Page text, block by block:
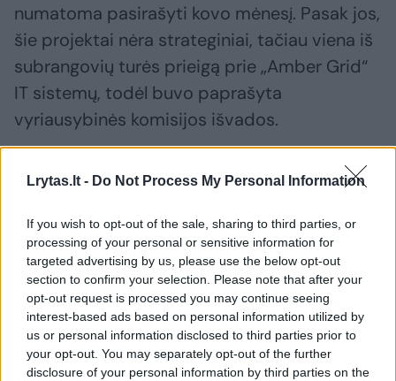
Lrytas.lt - Do Not Process My Personal Information
If you wish to opt-out of the sale, sharing to third parties, or
processing of your personal or sensitive information for
targeted advertising by us, please use the below opt-out
section to confirm your selection. Please note that after your
opt-out request is processed you may continue seeing
interest-based ads based on personal information utilized by
us or personal information disclosed to third parties prior to
your opt-out. You may separately opt-out of the further
disclosure of your personal information by third parties on the
numatoma pasirašyti kovo mėnesį. Pasak jos,
šie projektai nėra strateginiai, tačiau viena iš
subrangovių turės prieigą prie „Amber Grid“
IT sistemų, todėl buvo paprašyta
vyriausybinės komisijos išvados.
Komisijai dėl „Alvoros“ buvo iškilę klausimų ir
statyba“ laimėjo „Amber Grid“ užsakymą
nutiesti strateginį Lietuvai 165 km ilgio
dujotiekį iki Lenkijos sienos. Maždaug 80 mln.
eurų (be PVM) darbai baigti šių metų
pradžioje, dujotiekis pradės veikti gegužės 1
dieną.